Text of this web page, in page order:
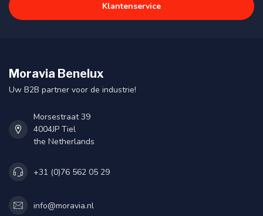
Klantenservice
Moravia Benelux
Uw B2B partner voor de industrie!
Morsestraat 39
4004JP Tiel
the Netherlands
+31 (0)76 562 05 29
info@moravia.nl